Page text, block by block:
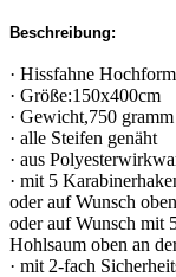
Beschreibung:
· Hissfahne
· Größe:150x400cm
· Gewicht,750 gramm
· alle Steifen genäht
· aus
· mit 5
oder auf Wunsch
oder auf Wunsch mit
Hohlsaum oben an
· mit 2-fach